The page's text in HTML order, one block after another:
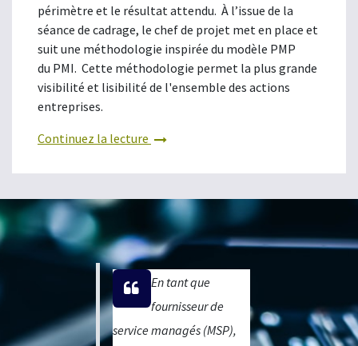
périmètre et le résultat attendu. À l’issue de la
séance de cadrage, le chef de projet met en place et
suit une méthodologie inspirée du modèle PMP
du PMI. Cette méthodologie permet la plus grande
visibilité et lisibilité de l'ensemble des actions
entreprises.
Continuez la lecture
En tant que
fournisseur de
service managés (MSP),